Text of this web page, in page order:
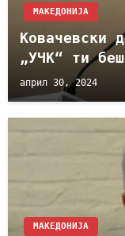
МАКЕДОНИЈА
Ковачевски
„УЧК“ ти
април 30, 2024
МАКЕДОНИЈА